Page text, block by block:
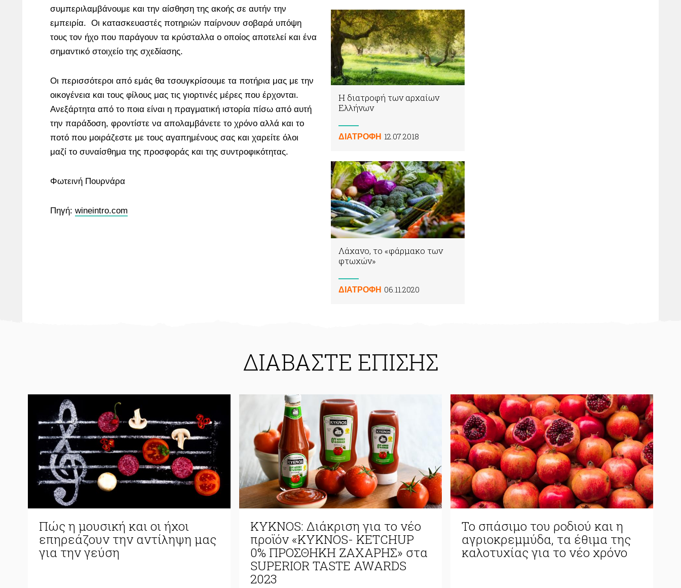
συμπεριλαμβάνουμε και την αίσθηση της ακοής σε αυτήν την
εμπειρία. Oι κατασκευαστές ποτηριών παίρνουν σοβαρά υπόψη
τους τον ήχο που παράγουν τα κρύσταλλα ο οποίος αποτελεί και ένα
σημαντικό στοιχείο της σχεδίασης.
Οι περισσότεροι από εμάς θα τσουγκρίσουμε τα ποτήρια μας με την
οικογένεια και τους φίλους μας τις γιορτινές μέρες που έρχονται.
Ανεξάρτητα από το ποια είναι η πραγματική ιστορία πίσω από αυτή
την παράδοση, φροντίστε να απολαμβάνετε το χρόνο αλλά και το
ποτό που μοιράζεστε με τους αγαπημένους σας και χαρείτε όλοι
μαζί το συναίσθημα της προσφοράς και της συντροφικότητας.
Φωτεινή Πουρνάρα
Πηγή: wineintro.com
Η διατροφή των αρχαίων
Ελλήνων
ΔΙΑΤΡΟΦΗ 12.07.2018
Λάχανο, το «φάρμακο των
φτωχών»
ΔΙΑΤΡΟΦΗ 06.11.2020
ΔΙΑΒΑΣΤΕ ΕΠΙΣΗΣ
Πώς η μουσική και οι ήχοι
επηρεάζουν την αντίληψη μας
για την γεύση
KYKNOS: Διάκριση για το νέο
προϊόν «ΚΥΚΝΟS- KETCHUP
0% ΠΡΟΣΘΗΚΗ ΖΑΧΑΡΗΣ» στα
SUPERIOR TASTE AWARDS
2023
Το σπάσιμο του ροδιού και η
αγριοκρεμμύδα, τα έθιμα της
καλοτυχίας για το νέο χρόνο